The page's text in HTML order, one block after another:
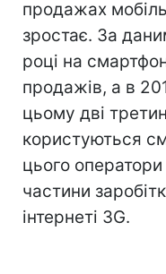
продажах
зростає. За
році на
продажів, а в
цьому дві
користуються
цього
частини
інтернеті 3G.